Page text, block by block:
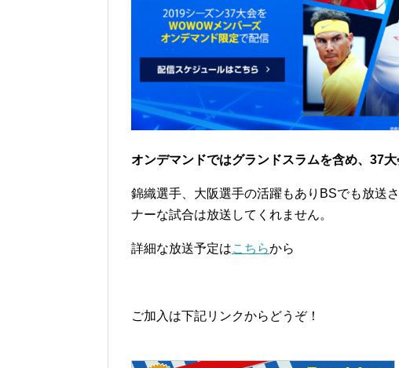
オンデマンドではグランドスラムを含め、37
錦織選手、大阪選手の活躍もありBSでも放送
ナーな試合は放送してくれません。
詳細な放送予定はこちらから
ご加入は下記リンクからどうぞ！